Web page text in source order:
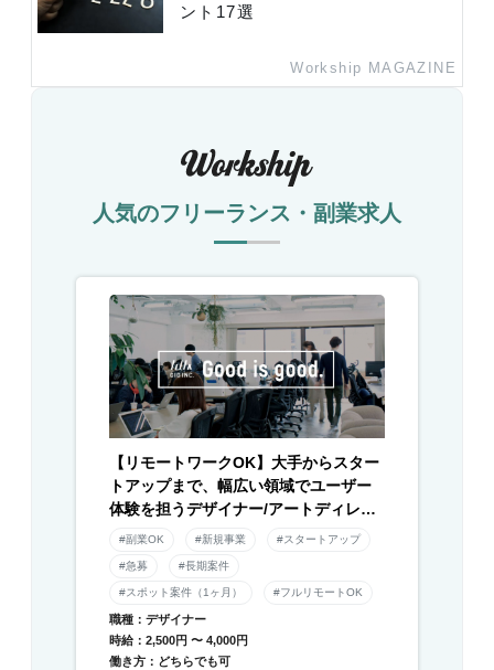
ント17選
Workship MAGAZINE
人気のフリーランス・副業求人
【リモートワークOK】大手からスター
トアップまで、幅広い領域でユーザー
体験を担うデザイナー/アートディレク
ター募集！
#副業OK #新規事業 #スタートアップ
#急募 #長期案件
#スポット案件（1ヶ月） #フルリモートOK
職種：デザイナー
時給：2,500円 〜 4,000円
働き方：どちらでも可